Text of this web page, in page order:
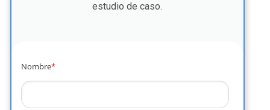
estudio de caso.
Nombre*